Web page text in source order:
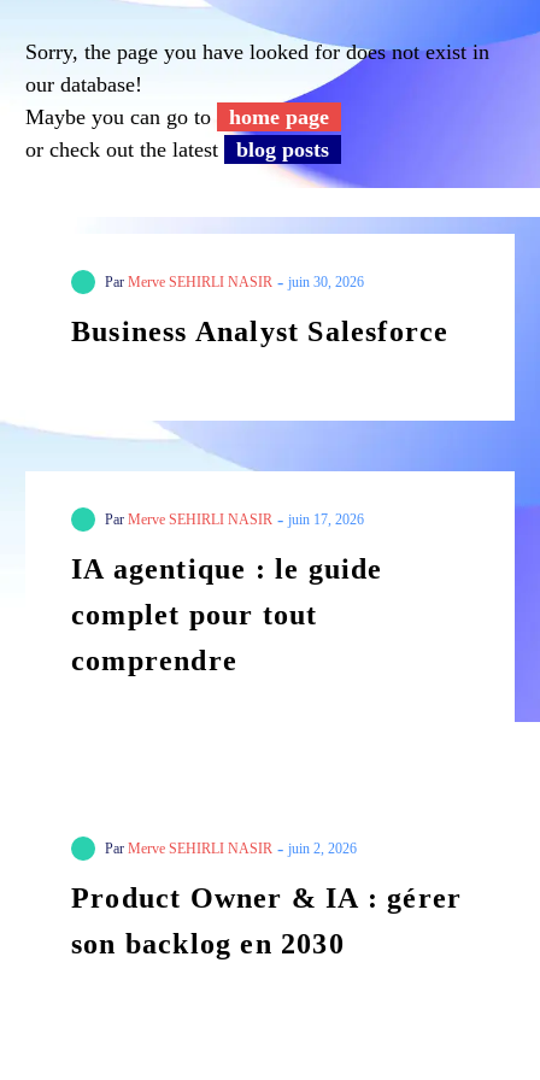
Sorry, the page you have looked for does not exist in
our database!
Maybe you can go to
home page
or check out the latest
blog posts
Par Merve SEHIRLI NASIR - juin 30, 2026
Business Analyst Salesforce
Par Merve SEHIRLI NASIR - juin 17, 2026
IA agentique : le guide
complet pour tout
comprendre
Par Merve SEHIRLI NASIR - juin 2, 2026
Product Owner & IA : gérer
son backlog en 2030